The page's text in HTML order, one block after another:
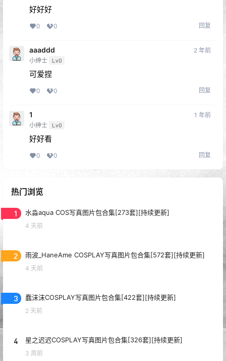
好好好
0 0 回复
aaaddd
小绅士 Lv0
2 年前
可爱捏
0 0 回复
1
小绅士 Lv0
1 年前
好好看
0 0 回复
热门浏览
1 水淼aqua COS写真图片包合集[273套][持续更新]
4 天前
2 雨波_HaneAme COSPLAY写真图片包合集[572套][持续更新]
4 天前
3 蠢沫沫COSPLAY写真图片包合集[422套][持续更新]
2 天前
4 星之迟迟COSPLAY写真图片包合集[326套][持续更新]
3 周前